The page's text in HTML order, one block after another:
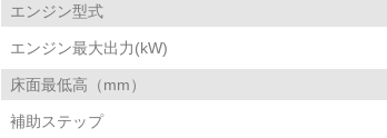
エンジン型式
エンジン最大出力(kW)
床面最低高（mm）
補助ステップ